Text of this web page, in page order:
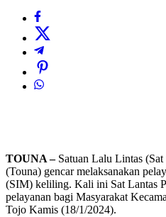
TOUNA – Satuan Lalu Lintas
(Touna) gencar melaksanakan
(SIM) keliling. Kali ini Sat Lantas
pelayanan bagi Masyarakat
Tojo Kamis (18/1/2024).